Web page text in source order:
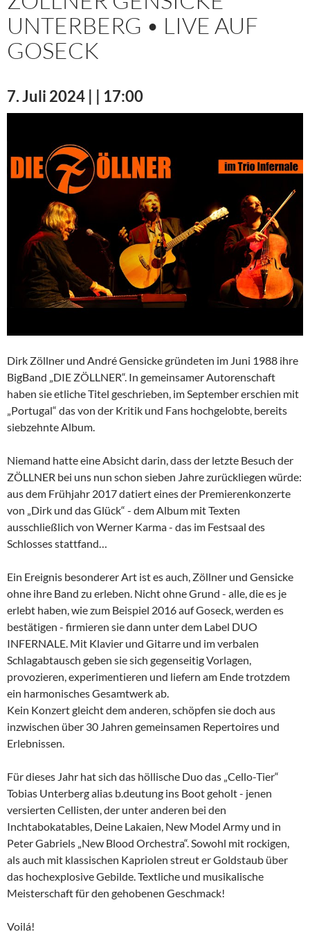
UNTERBERG • LIVE AUF
GOSECK
7. Juli 2024 | | 17:00
Dirk Zöllner und André Gensicke gründeten im Juni 1988 ihre
BigBand „DIE ZÖLLNER“. In gemeinsamer Autorenschaft
haben sie etliche Titel geschrieben, im September erschien mit
„Portugal“ das von der Kritik und Fans hochgelobte, bereits
siebzehnte Album.
Niemand hatte eine Absicht darin, dass der letzte Besuch der
ZÖLLNER bei uns nun schon sieben Jahre zurückliegen würde:
aus dem Frühjahr 2017 datiert eines der Premierenkonzerte
von „Dirk und das Glück“ - dem Album mit Texten
ausschließlich von Werner Karma - das im Festsaal des
Schlosses stattfand…
Ein Ereignis besonderer Art ist es auch, Zöllner und Gensicke
ohne ihre Band zu erleben. Nicht ohne Grund - alle, die es je
erlebt haben, wie zum Beispiel 2016 auf Goseck, werden es
bestätigen - firmieren sie dann unter dem Label DUO
INFERNALE. Mit Klavier und Gitarre und im verbalen
Schlagabtausch geben sie sich gegenseitig Vorlagen,
provozieren, experimentieren und liefern am Ende trotzdem
ein harmonisches Gesamtwerk ab.
Kein Konzert gleicht dem anderen, schöpfen sie doch aus
inzwischen über 30 Jahren gemeinsamen Repertoires und
Erlebnissen.
Für dieses Jahr hat sich das höllische Duo das „Cello-Tier“
Tobias Unterberg alias b.deutung ins Boot geholt - jenen
versierten Cellisten, der unter anderen bei den
Inchtabokatables, Deine Lakaien, New Model Army und in
Peter Gabriels „New Blood Orchestra“. Sowohl mit rockigen,
als auch mit klassischen Kapriolen streut er Goldstaub über
das hochexplosive Gebilde. Textliche und musikalische
Meisterschaft für den gehobenen Geschmack!
Voilá!